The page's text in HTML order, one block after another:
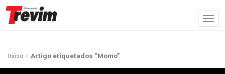
Início Artigo etiquetados “Momo”